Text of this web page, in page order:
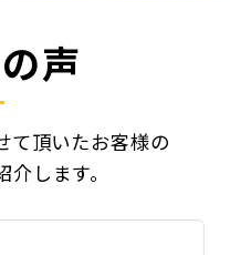
声
て頂いたお客様の
します。